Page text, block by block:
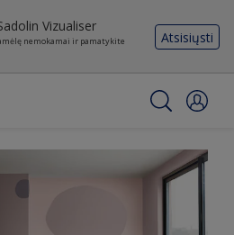
Vizualiser
nemokamai ir pamatykite
Atsisiųsti